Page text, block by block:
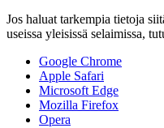
Jos haluat tarkempia tietoja
useissa yleisissä selaimissa,
Google Chrome
Apple Safari
Microsoft Edge
Mozilla Firefox
Opera